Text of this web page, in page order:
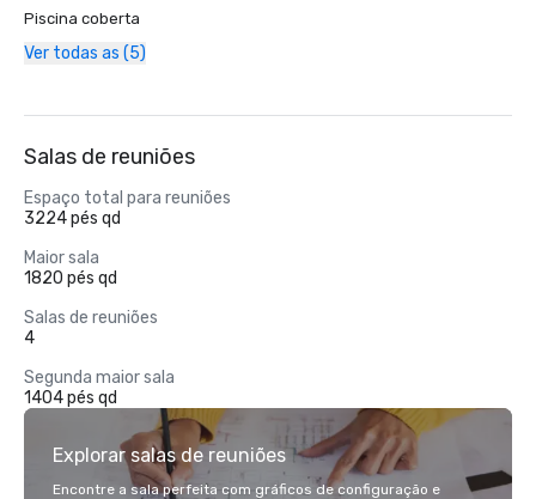
Piscina coberta
Ver todas as (5)
Salas de reuniões
Espaço total para reuniões
3224 pés qd
Maior sala
1820 pés qd
Salas de reuniões
4
Segunda maior sala
1404 pés qd
Explorar salas de reuniões
Encontre a sala perfeita com gráficos de configuração e